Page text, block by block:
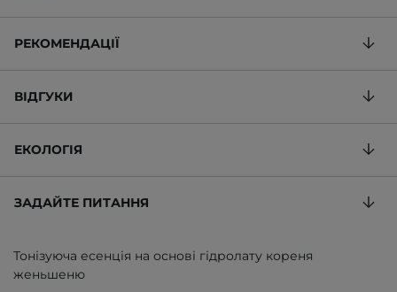
РЕКОМЕНДАЦІЇ
ВІДГУКИ
ЕКОЛОГІЯ
ЗАДАЙТЕ ПИТАННЯ
Тонізуюча есенція на основі гідролату кореня
женьшеню